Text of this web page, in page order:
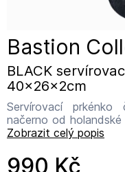
Bastion Collections TRAY
BLACK
40x26x2cm
Servírovací prkénko
načerno od
na servírování
Rozměr: 40 x 26 x 2 cm Název
Zobrazit celý popis
990 Kč